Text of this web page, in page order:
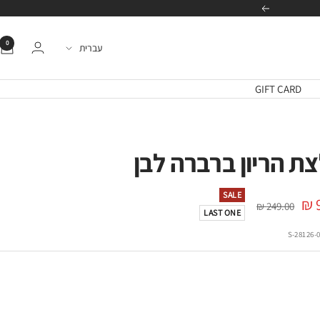
הבא
שפה
עברית 0
GIFT CARD
הריון ברברה לבן
מחיר
249.00 ₪
SALE
LAST ONE
28126-